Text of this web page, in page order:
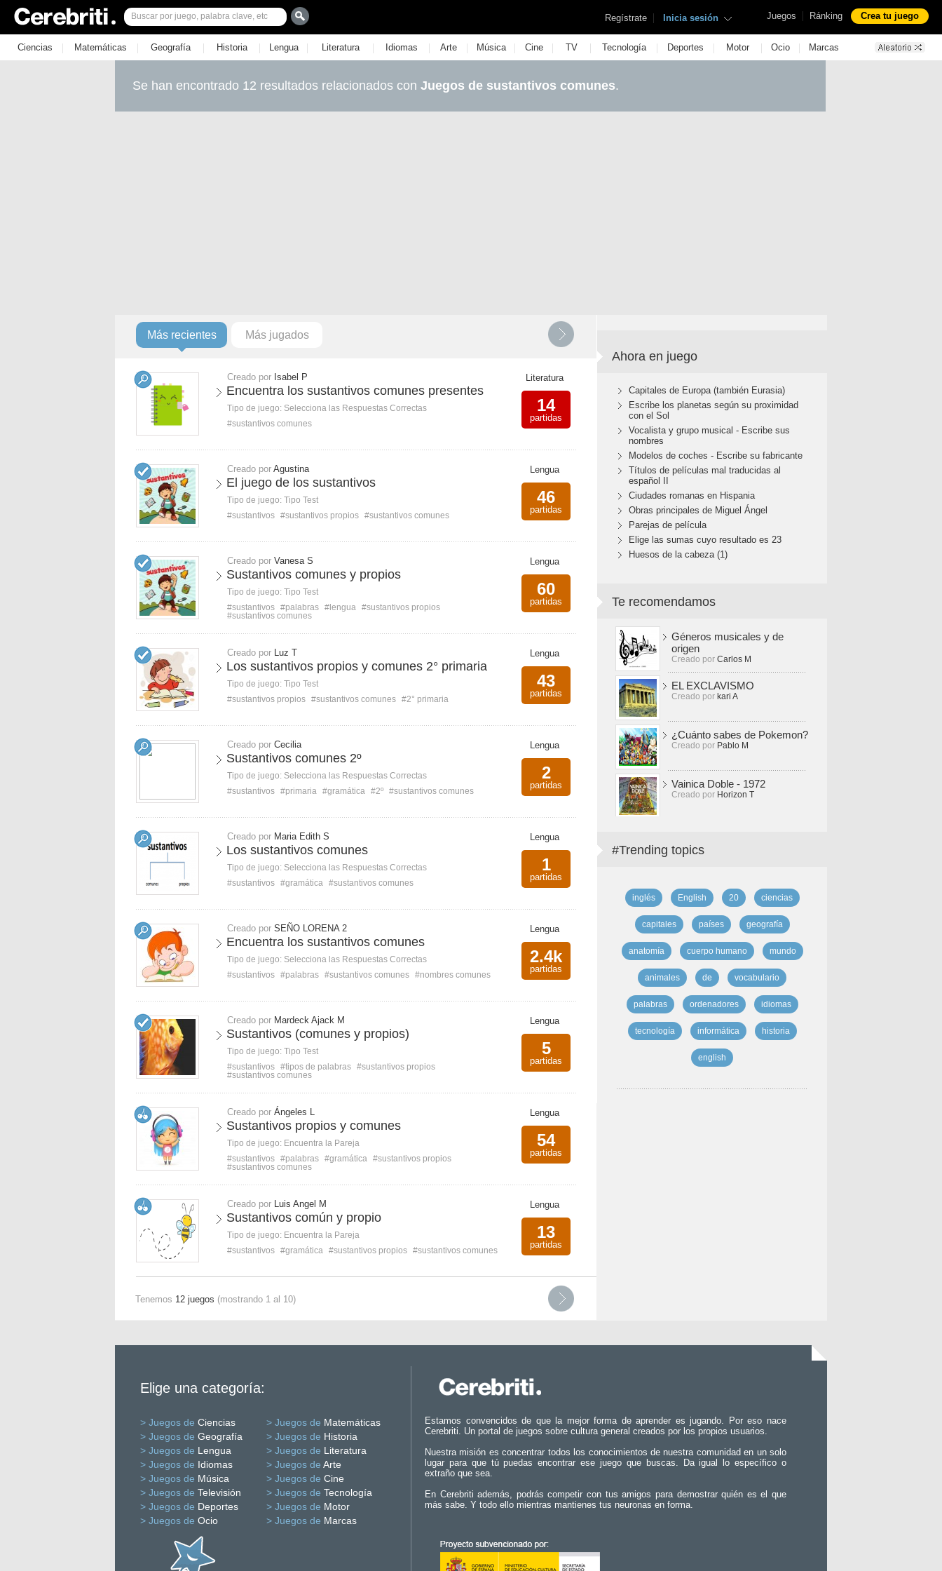
Juegos | Ránking Crea tu juego
Regístrate | Inicia sesión
Ciencias | Matemáticas | Geografía | Historia | Lengua | Literatura | Idiomas | Arte | Música | Cine | TV | Tecnología | Deportes | Motor | Ocio | Marcas
Se han encontrado 12 resultados relacionados con Juegos de sustantivos comunes.
Más recientes Más jugados
Creado por Isabel P
Encuentra los sustantivos comunes presentes
Tipo de juego: Selecciona las Respuestas Correctas
#sustantivos comunes
Literatura
14
partidas
Creado por Agustina
El juego de los sustantivos
Tipo de juego: Tipo Test
#sustantivos #sustantivos propios #sustantivos comunes
Lengua
46
partidas
Creado por Vanesa S
Sustantivos comunes y propios
Tipo de juego: Tipo Test
#sustantivos #palabras #lengua #sustantivos propios
#sustantivos comunes
Lengua
60
partidas
Creado por Luz T
Los sustantivos propios y comunes 2° primaria
Tipo de juego: Tipo Test
#sustantivos propios #sustantivos comunes #2° primaria
Lengua
43
partidas
Creado por Cecilia
Sustantivos comunes 2º
Tipo de juego: Selecciona las Respuestas Correctas
#sustantivos #primaria #gramática #2º #sustantivos comunes
Lengua
2
partidas
Creado por Maria Edith S
Los sustantivos comunes
Tipo de juego: Selecciona las Respuestas Correctas
#sustantivos #gramática #sustantivos comunes
Lengua
1
partidas
Creado por SEÑO LORENA 2
Encuentra los sustantivos comunes
Tipo de juego: Selecciona las Respuestas Correctas
#sustantivos #palabras #sustantivos comunes #nombres comunes
Lengua
2.4k
partidas
Creado por Mardeck Ajack M
Sustantivos (comunes y propios)
Tipo de juego: Tipo Test
#sustantivos #tipos de palabras #sustantivos propios
#sustantivos comunes
Lengua
5
partidas
Creado por Ángeles L
Sustantivos propios y comunes
Tipo de juego: Encuentra la Pareja
#sustantivos #palabras #gramática #sustantivos propios
#sustantivos comunes
Lengua
54
partidas
Creado por Luis Angel M
Sustantivos común y propio
Tipo de juego: Encuentra la Pareja
#sustantivos #gramática #sustantivos propios #sustantivos comunes
Lengua
13
partidas
Tenemos 12 juegos (mostrando 1 al 10)
Ahora en juego
Capitales de Europa (también Eurasia)
Escribe los planetas según su proximidad
con el Sol
Vocalista y grupo musical - Escribe sus
nombres
Modelos de coches - Escribe su fabricante
Títulos de películas mal traducidas al
español II
Ciudades romanas en Hispania
Obras principales de Miguel Ángel
Parejas de película
Elige las sumas cuyo resultado es 23
Huesos de la cabeza (1)
Te recomendamos
Géneros musicales y de
origen
Creado por Carlos M
EL EXCLAVISMO
Creado por kari A
¿Cuánto sabes de Pokemon?
Creado por Pablo M
Vainica Doble - 1972
Creado por Horizon T
#Trending topics
inglés English 20 ciencias
capitales países geografía
anatomía cuerpo humano mundo
animales de vocabulario
palabras ordenadores idiomas
tecnología informática historia
english
Elige una categoría:
> Juegos de Ciencias > Juegos de Matemáticas
> Juegos de Geografía > Juegos de Historia
> Juegos de Lengua > Juegos de Literatura
> Juegos de Idiomas > Juegos de Arte
> Juegos de Música > Juegos de Cine
> Juegos de Televisión > Juegos de Tecnología
> Juegos de Deportes > Juegos de Motor
> Juegos de Ocio > Juegos de Marcas
Estamos convencidos de que la mejor forma de aprender es jugando. Por eso nace
Cerebriti. Un portal de juegos sobre cultura general creados por los propios usuarios.
Nuestra misión es concentrar todos los conocimientos de nuestra comunidad en un solo
lugar para que tú puedas encontrar ese juego que buscas. Da igual lo específico o
extraño que sea.
En Cerebriti además, podrás competir con tus amigos para demostrar quién es el que
más sabe. Y todo ello mientras mantienes tus neuronas en forma.